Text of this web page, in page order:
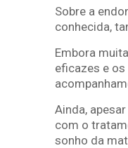
Sobre a
conhecida,
Embora
eficazes e
Ainda,
com o
sonho da